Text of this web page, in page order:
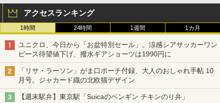
アクセスランキング
1時間 24時間 1週間 1カ月
ユニクロ、今日から「お盆特別セール」。涼感シアサッカーワン
ピース待望値下げ、撥水ギアショーツは1990円に
「リサ・ラーソン」がま口ポーチ付録、大人のおしゃれ手帖 10
月号。ジャカード織の北欧猫デザイン
【週末駅弁】東京駅「Suicaのペンギン チキンのり弁」